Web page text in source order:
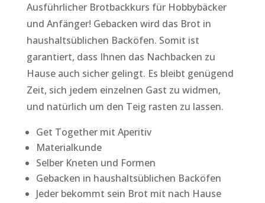
Ausführlicher Brotbackkurs für Hobbybäcker
und Anfänger! Gebacken wird das Brot in
haushaltsüblichen Backöfen. Somit ist
garantiert, dass Ihnen das Nachbacken zu
Hause auch sicher gelingt. Es bleibt genügend
Zeit, sich jedem einzelnen Gast zu widmen,
und natürlich um den Teig rasten zu lassen.
Get Together mit Aperitiv
Materialkunde
Selber Kneten und Formen
Gebacken in haushaltsüblichen Backöfen
Jeder bekommt sein Brot mit nach Hause